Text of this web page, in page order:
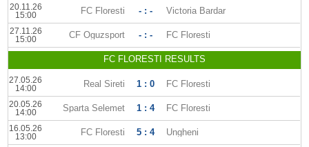
20.11.26
15:00
FC Floresti - : - Victoria Bardar
27.11.26
15:00
CF Oguzsport - : - FC Floresti
FC FLORESTI RESULTS
27.05.26
14:00
Real Sireti 1 : 0 FC Floresti
20.05.26
14:00
Sparta Selemet 1 : 4 FC Floresti
16.05.26
13:00
FC Floresti 5 : 4 Ungheni